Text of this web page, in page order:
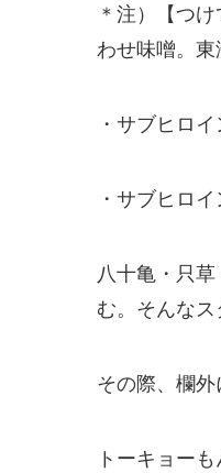
＊注）【つ
わせ味噌。東
・サブヒロ
・サブヒロ
八十亀・只
む。そんなス
その際、欄
トーキョー